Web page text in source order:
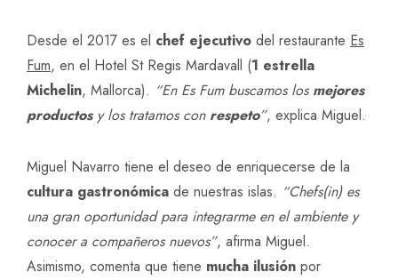
Desde el 2017 es el chef ejecutivo del restaurante Es
Fum, en el Hotel St Regis Mardavall (1 estrella
Michelin, Mallorca). “En Es Fum buscamos losmejores
productosy los tratamos con respeto”, explica Miguel.
Miguel Navarro tiene el deseo de enriquecerse de la
cultura gastronómica de nuestras islas. “Chefs(in) es
una gran oportunidad para integrarme en el ambiente y
conocer a compañeros nuevos”, afirma Miguel.
Asimismo, comenta que tiene mucha ilusión por